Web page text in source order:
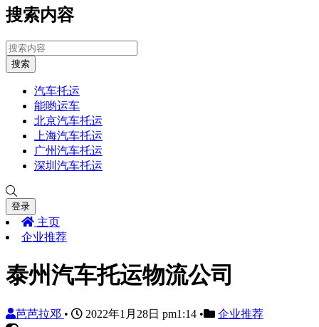
搜索内容
搜索
汽车托运
能哟运车
北京汽车托运
上海汽车托运
广州汽车托运
深圳汽车托运
登录
主页
企业推荐
泰州汽车托运物流公司
芭芭拉邓 • 2022年1月28日 pm1:14 • 企业推荐